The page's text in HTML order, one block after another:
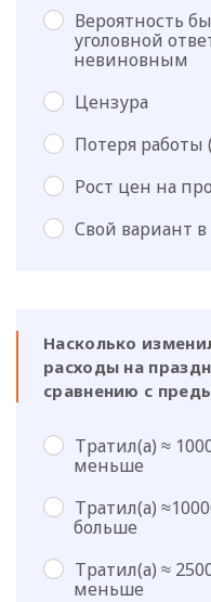
Вероятность
уголовной
невиновным
Цензура
Потеря работы
Рост цен на
Свой вариант
Насколько
расходы на
сравнению с
Тратил(а) ≈
меньше
Тратил(а)
больше
Тратил(а) ≈
меньше